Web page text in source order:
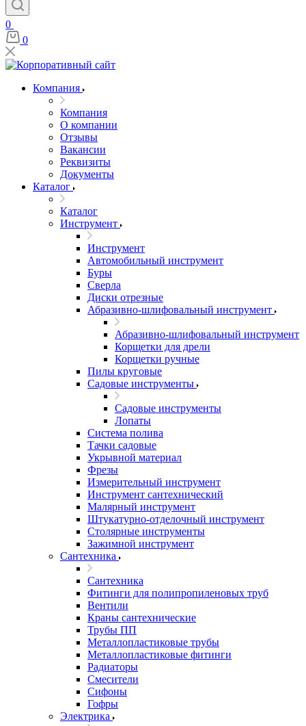
0
0
Компания
Компания
О компании
Отзывы
Вакансии
Реквизиты
Документы
Каталог
Каталог
Инструмент
Инструмент
Автомобильный инструмент
Буры
Сверла
Диски отрезные
Абразивно-шлифовальный инструмент
Абразивно-шлифовальный инструмент
Корщетки для дрели
Корщетки ручные
Пилы круговые
Садовые инструменты
Садовые инструменты
Лопаты
Система полива
Тачки садовые
Укрывной материал
Фрезы
Измерительный инструмент
Инструмент сантехнический
Малярный инструмент
Штукатурно-отделочный инструмент
Cтолярные инструменты
Зажимной инструмент
Сантехника
Сантехника
Фитинги для полипропиленовых труб
Вентили
Краны сантехнические
Трубы ПП
Металлопластиковые трубы
Металлопластиковые фитинги
Радиаторы
Смесители
Сифоны
Гофры
Электрика